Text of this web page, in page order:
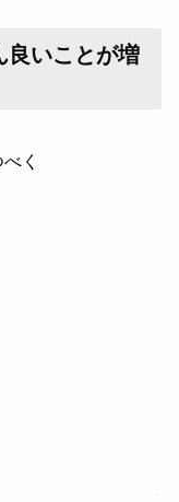
良いことが増
く